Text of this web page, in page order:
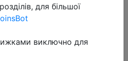
Redmi Note
685 120Hz
33W Fast
Camera 5000mAh
для більшої
виключно для